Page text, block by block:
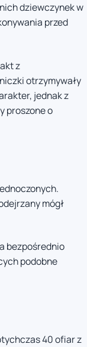
dziewczynek w
przed
z
otrzymywały
jednak z
proszone o
mógł
bezpośrednio
podobne
40 ofiar z